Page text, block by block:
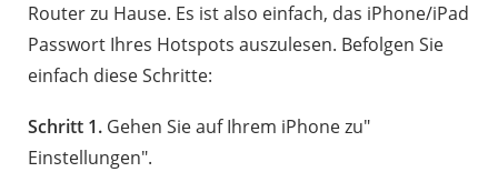
Router zu Hause. Es ist also einfach, das iPhone/iPad
Passwort Ihres Hotspots auszulesen. Befolgen Sie
einfach diese Schritte:
Schritt 1. Gehen Sie auf Ihrem iPhone zu"
Einstellungen".